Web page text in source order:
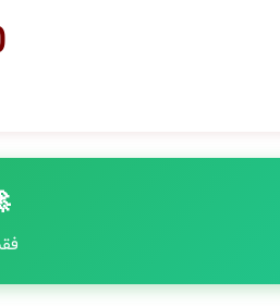
فقط 4 صندلی خالی